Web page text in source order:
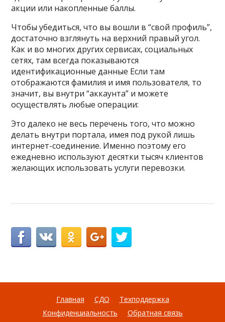
акции или накопленные баллы.
Чтобы убедиться, что вы вошли в “свой профиль”,
достаточно взглянуть на верхний правый угол.
Как и во многих других сервисах, социальных
сетях, там всегда показываются
идентификационные данные Если там
отображаются фамилия и имя пользователя, то
значит, вы внутри “аккаунта” и можете
осуществлять любые операции:
Это далеко не весь перечень того, что можно
делать внутри портала, имея под рукой лишь
интернет-соединение. Именно поэтому его
ежедневно используют десятки тысяч клиентов
желающих использовать услуги перевозки.
Главная СДО
Техподдержка
Конфиденциальность
Обратная связь